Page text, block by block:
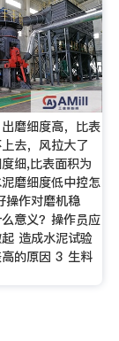
磨细度高，比表
去，风拉大了
细,比表面积为
磨细度低中控怎
操作对磨机稳
意义？操作员应
造成水泥试验
的原因 3 生料